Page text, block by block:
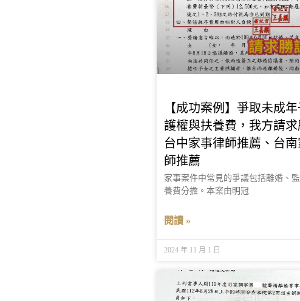
【成功案例】爭取未成
護權與扶養費，我方請求
台中家事律師推薦、台
師推薦
家事案件中常見的爭議包括離婚、
養費分擔。本案由明冠
閱讀 »
2024 年 11 月 1 日